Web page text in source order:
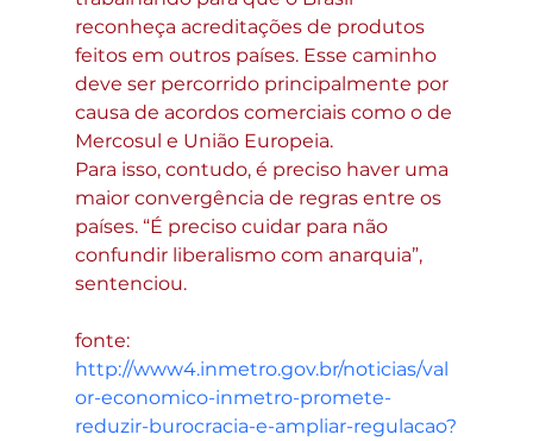
reconheça acreditações de produtos
feitos em outros países. Esse caminho
deve ser percorrido principalmente por
causa de acordos comerciais como o de
Mercosul e União Europeia.
Para isso, contudo, é preciso haver uma
maior convergência de regras entre os
países. “É preciso cuidar para não
confundir liberalismo com anarquia”,
sentenciou.
fonte:
http://www4.inmetro.gov.br/noticias/val
or-economico-inmetro-promete-
reduzir-burocracia-e-ampliar-regulacao?